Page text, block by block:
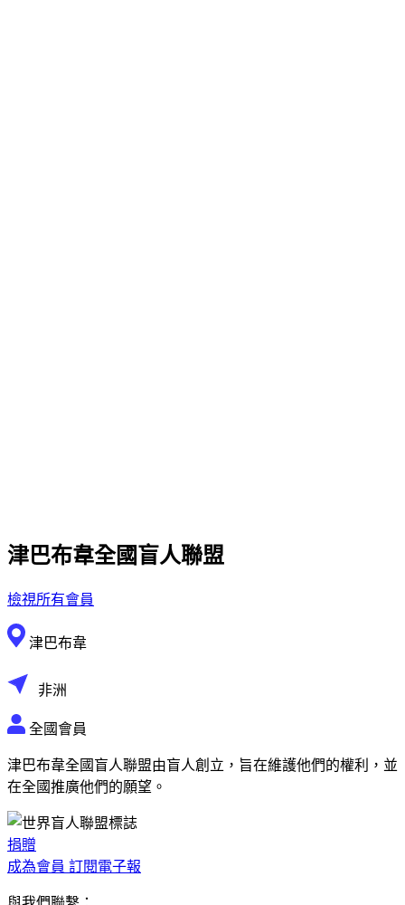
津巴布韋全國盲人聯盟
檢視所有會員
津巴布韋
非洲
全國會員
津巴布韋全國盲人聯盟由盲人創立，旨在維護他們的權利，並
在全國推廣他們的願望。
捐贈
成為會員 訂閱電子報